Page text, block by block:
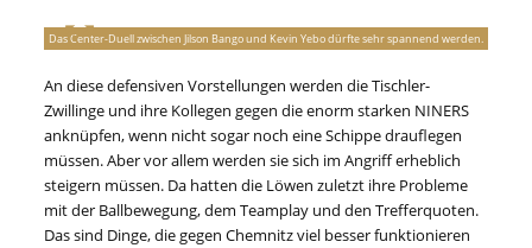
Das Center-Duell zwischen Jilson Bango und Kevin Yebo dürfte sehr spannend werden.
An diese defensiven Vorstellungen werden die Tischler-
Zwillinge und ihre Kollegen gegen die enorm starken NINERS
anknüpfen, wenn nicht sogar noch eine Schippe drauflegen
müssen. Aber vor allem werden sie sich im Angriff erheblich
steigern müssen. Da hatten die Löwen zuletzt ihre Probleme
mit der Ballbewegung, dem Teamplay und den Trefferquoten.
Das sind Dinge, die gegen Chemnitz viel besser funktionieren